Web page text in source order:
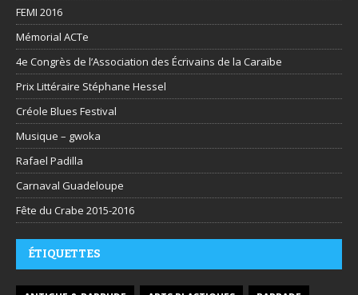
FEMI 2016
Mémorial ACTe
4e Congrès de l’Association des Écrivains de la Caraïbe
Prix Littéraire Stéphane Hessel
Créole Blues Festival
Musique – gwoka
Rafael Padilla
Carnaval Guadeloupe
Fête du Crabe 2015-2016
ÉTIQUETTES